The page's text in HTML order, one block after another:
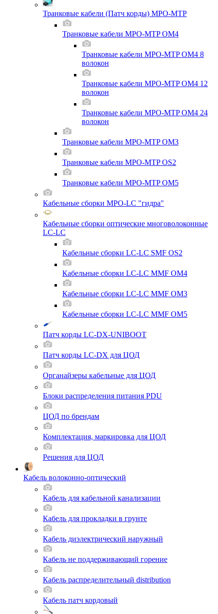
Транковые кабели (Патч корды) MPO-MTP
Транковые кабели MPO-MTP OM4
Транковые кабели MPO-MTP OM4 8
волокон
Транковые кабели MPO-MTP OM4 12
волокон
Транковые кабели MPO-MTP OM4 24
волокон
Транковые кабели MPO-MTP OM3
Транковые кабели MPO-MTP OS2
Транковые кабели MPO-MTP OM5
Кабельные сборки MPO-LC "гидра"
Кабельные сборки оптические многоволоконные
LC-LC
Кабельные сборки LC-LC SMF OS2
Кабельные сборки LC-LC MMF OM4
Кабельные сборки LC-LC MMF OM3
Кабельные сборки LC-LC MMF OM5
Патч корды LC-DX-UNIBOOT
Патч корды LC-DX для ЦОД
Органайзеры кабельные для ЦОД
Блоки распределения питания PDU
ЦОД по брендам
Комплектация, маркировка для ЦОД
Решения для ЦОД
Кабель волоконно-оптический
Кабель для кабельной канализации
Кабель для прокладки в грунте
Кабель диэлектрический наружный
Кабель не поддерживающий горение
Кабель распределительный distribution
Кабель патч кордовый